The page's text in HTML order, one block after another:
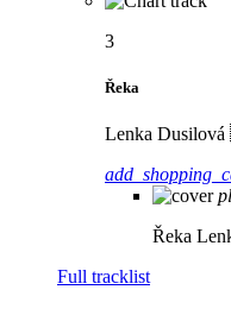
3
Řeka
Lenka
Řeka
Full tracklist